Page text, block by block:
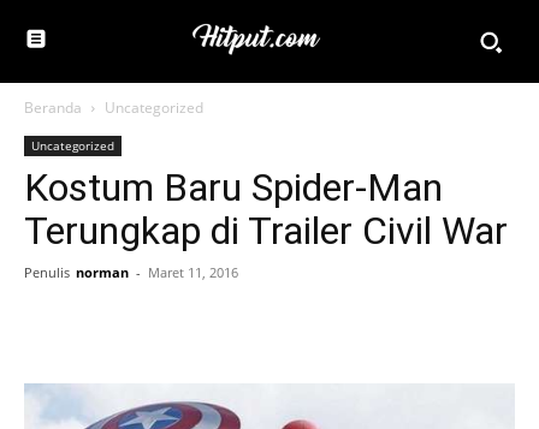
Beranda Uncategorized
Uncategorized
Kostum Baru Spider-Man
Terungkap di Trailer Civil War
Penulis norman - Maret 11, 2016